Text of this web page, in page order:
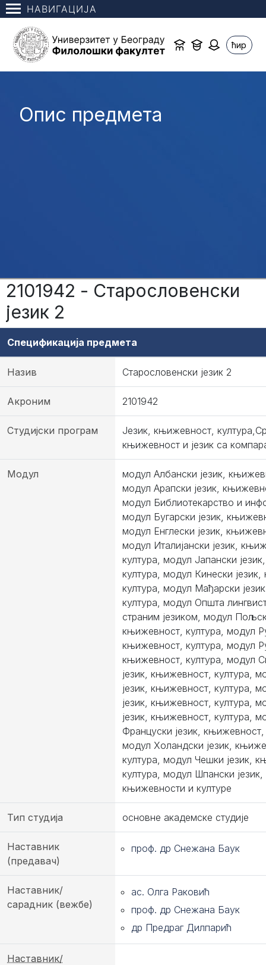
НАВИГАЦИЈА
ћир
Опис предмета
2101942 - Старословенски
језик 2
Спецификација предмета
Назив Старословенски језик 2
Акроним 2101942
Студијски програм
Језик, књижевност,
књижевност и језик са
Модул
модул Албански језик,
модул Арапски језик,
модул Библиотекарство и
модул Бугарски језик,
модул Енглески језик,
модул Италијански језик,
култура, модул Јапански
култура, модул Кинески
култура, модул Мађарски
култура, модул Општа
страним језиком, модул
књижевност, култура, модул
књижевност, култура, модул
књижевност, култура, модул
језик, књижевност, култура,
језик, књижевност, култура,
језик, књижевност, култура,
језик, књижевност, култура,
Француски језик, књижевност,
модул Холандски језик,
култура, модул Чешки језик,
култура, модул Шпански
књижевности и културе
Тип студија основне академске студије
Наставник
(предавач)
проф. др Снежана Баук
Наставник/
сарадник (вежбе)
ас. Олга Раковић
проф. др Снежана Баук
др Предраг Дилпарић
Наставник/